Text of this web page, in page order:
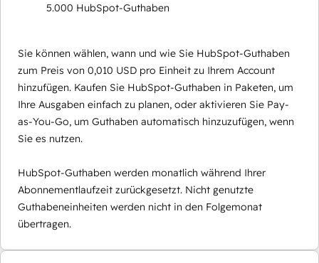
5.000 HubSpot-Guthaben
Sie können wählen, wann und wie Sie HubSpot-Guthaben
zum Preis von 0,010 USD pro Einheit zu Ihrem Account
hinzufügen. Kaufen Sie HubSpot-Guthaben in Paketen, um
Ihre Ausgaben einfach zu planen, oder aktivieren Sie Pay-
as-You-Go, um Guthaben automatisch hinzuzufügen, wenn
Sie es nutzen.
HubSpot-Guthaben werden monatlich während Ihrer
Abonnementlaufzeit zurückgesetzt. Nicht genutzte
Guthabeneinheiten werden nicht in den Folgemonat
übertragen.